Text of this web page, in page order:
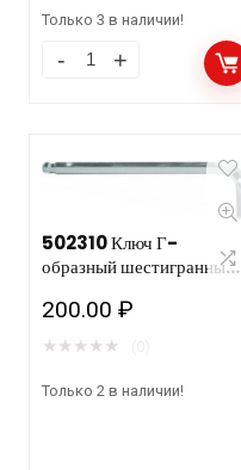
Только 3 в наличии!
502310 Ключ Г-
образный шестигранный с
200.00₽
★ ★ ★ ★ ★
Только 2 в наличии!